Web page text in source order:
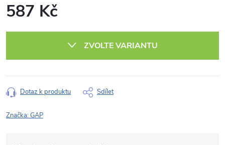
587 Kč
ZVOLTE VARIANTU
Dotaz k produktu Sdílet
Značka:GAP